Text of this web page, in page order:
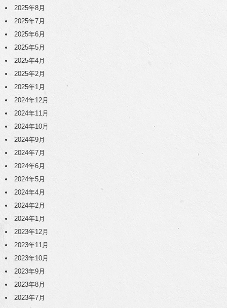
2025年8月
2025年7月
2025年6月
2025年5月
2025年4月
2025年2月
2025年1月
2024年12月
2024年11月
2024年10月
2024年9月
2024年7月
2024年6月
2024年5月
2024年4月
2024年2月
2024年1月
2023年12月
2023年11月
2023年10月
2023年9月
2023年8月
2023年7月